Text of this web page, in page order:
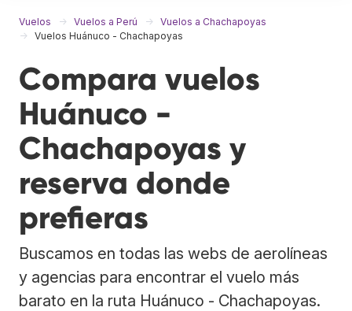
Vuelos Vuelos a Perú
Vuelos a Chachapoyas
Vuelos Huánuco - Chachapoyas
Compara vuelos
Huánuco -
Chachapoyas y
reserva donde
prefieras
Buscamos en todas las webs de aerolíneas
y agencias para encontrar el vuelo más
barato en la ruta Huánuco - Chachapoyas.